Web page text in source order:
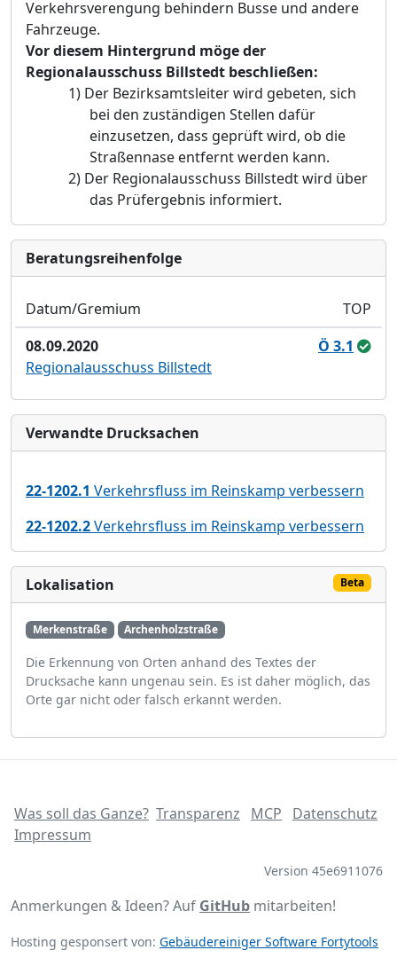
Verkehrsverengung behindern Busse und andere
Fahrzeuge.
Vor diesem Hintergrund möge der
Regionalausschuss Billstedt beschließen:
1) Der Bezirksamtsleiter wird gebeten, sich
bei den zuständigen Stellen dafür
einzusetzen, dass geprüft wird, ob die
Straßennase entfernt werden kann.
2) Der Regionalausschuss Billstedt wird über
das Prüfergebnis informiert.
Bera­tungs­reihen­folge
Datum/Gremium
TOP
08.09.2020
Ö 3.1
Regionalausschuss Billstedt
Verwandte Drucksachen
22-1202.1 Verkehrsfluss im Reinskamp verbessern
22-1202.2Verkehrsfluss im Reinskamp verbessern
Lokalisation Beta
Merkenstraße Archenholzstraße
Die Erkennung von Orten anhand des Textes der
Drucksache kann ungenau sein. Es ist daher möglich, das
Orte gar nicht oder falsch erkannt werden.
Was soll das Ganze? Transparenz MCP
Datenschutz
Impressum
Version 45e6911076
Anmerkungen & Ideen? Auf GitHub mitarbeiten!
Hosting gesponsert von: Gebäudereiniger Software Fortytools